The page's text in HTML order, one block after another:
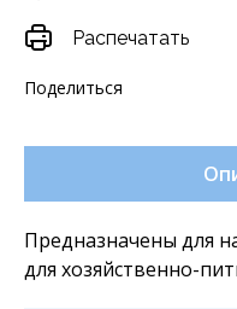
Поделиться
Распечатать
Предназначены для
для хозяйственно-